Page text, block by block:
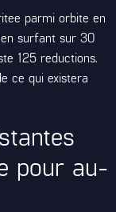
parmi orbite en
surfant sur 30
125 reductions.
ce qui existera
pour au-